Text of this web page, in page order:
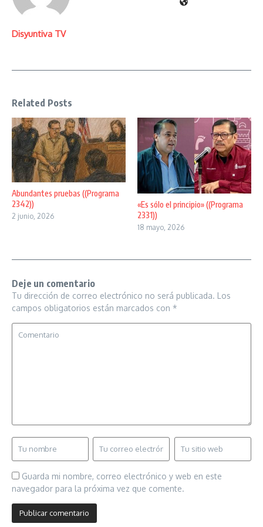
Disyuntiva TV
Related Posts
Abundantes pruebas ((Programa
2342))
2 junio, 2026
«Es sólo el principio» ((Programa
2331))
18 mayo, 2026
Deje un comentario
Tu dirección de correo electrónico no será publicada. Los
campos obligatorios están marcados con *
Guarda mi nombre, correo electrónico y web en este
navegador para la próxima vez que comente.